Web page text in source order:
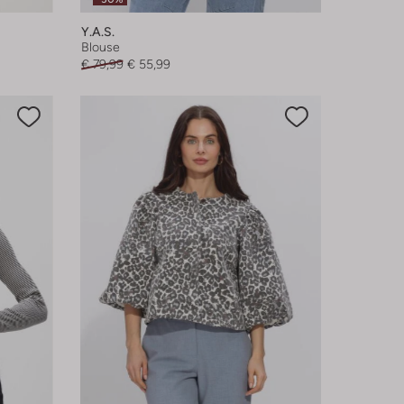
Y.a.s.
Blouse
€ 79,99 € 55,99